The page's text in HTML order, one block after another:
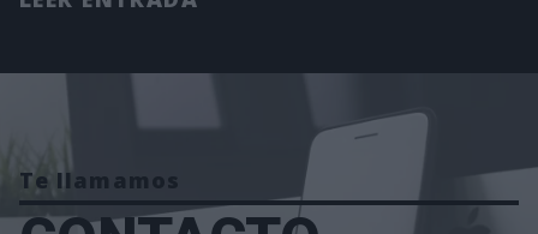
Te llamamos